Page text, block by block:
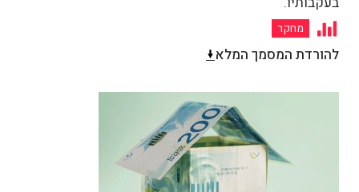
מחקר
להורדת המסמך המלא